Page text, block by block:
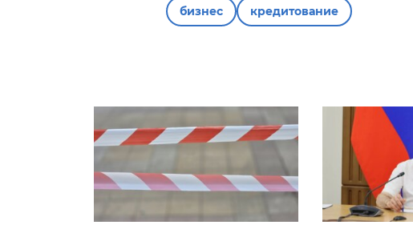
бизнес кредитование